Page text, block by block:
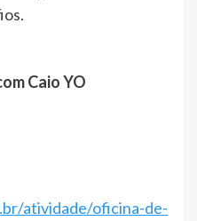
Caio YO
atividade/oficina-de-